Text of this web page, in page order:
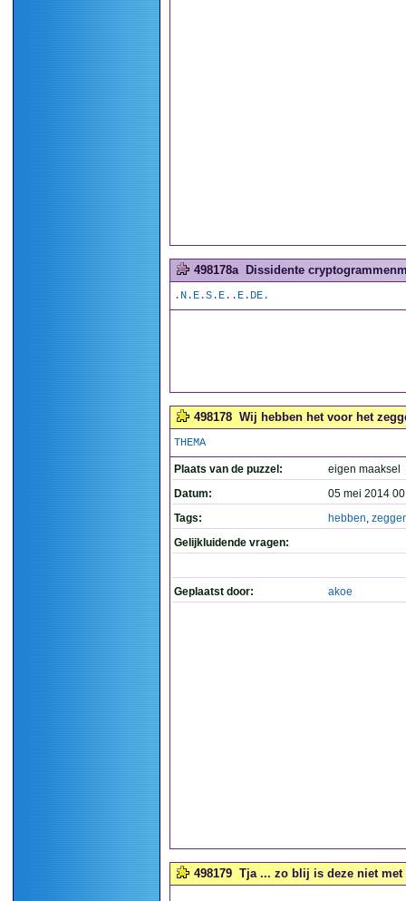
498178a Dissidente
.N.E.S.E..E.DE.
498178 Wij hebben het voor het
THEMA
Plaats van de puzzel:
eigen maaksel
Datum:
05 mei 2014
Tags:
hebben,
Gelijkluidende vragen:
Geplaatst door: akoe
498179 Tja ... zo blij is deze niet met